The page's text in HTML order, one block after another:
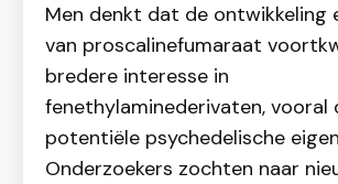
Men denkt dat de ontwikkeling
van proscalinefumaraat
bredere interesse in
fenethylaminederivaten, vooral
potentiële psychedelische
Onderzoekers zochten naar